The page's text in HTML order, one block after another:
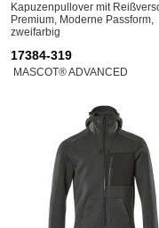
Kapuzenpullover mit
Premium, Moderne Passform,
zweifarbig
17384-319
MASCOT® ADVANCED